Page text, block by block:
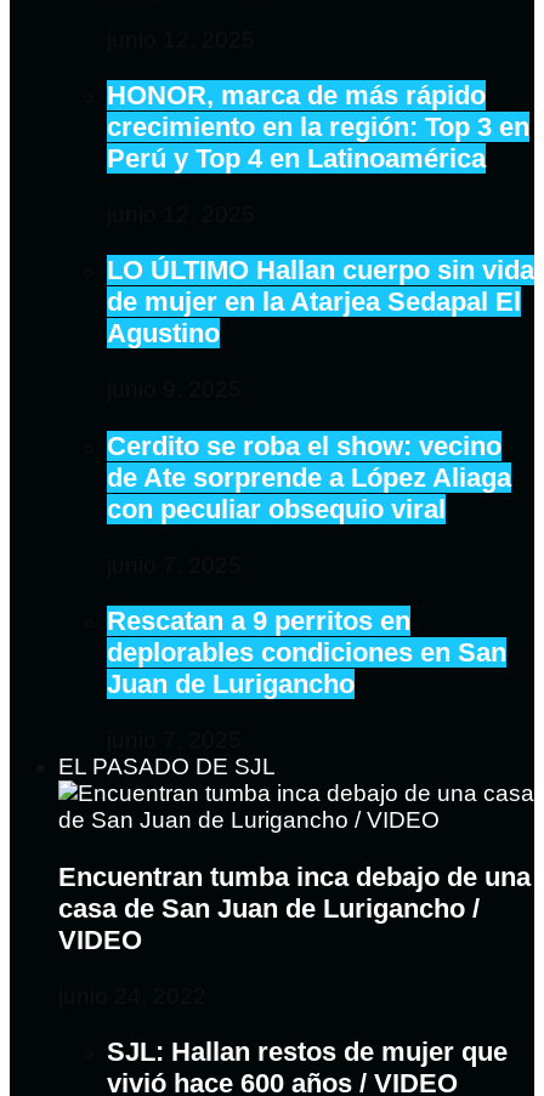
HONOR, marca de más rápido
crecimiento en la región: Top 3 en
Perú y Top 4 en Latinoamérica
LO ÚLTIMO Hallan cuerpo sin vida
de mujer en la Atarjea Sedapal El
Agustino
Cerdito se roba el show: vecino
de Ate sorprende a López Aliaga
con peculiar obsequio viral
Rescatan a 9 perritos en
deplorables condiciones en San
Juan de Lurigancho
EL PASADO DE SJL
Encuentran tumba inca debajo de una
casa de San Juan de Lurigancho /
VIDEO
SJL: Hallan restos de mujer que
vivió hace 600 años / VIDEO